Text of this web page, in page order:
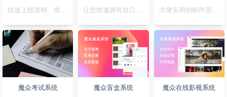
快速上线营销、推广落地页，可视化拖拽创，支持手机H5/微信小程序/抖音小程序
让您快速拥有自己私有化的图床系统
方便实用的邮件营销系统
魔众考试系统
魔众盲盒系统
魔众在线影视系统